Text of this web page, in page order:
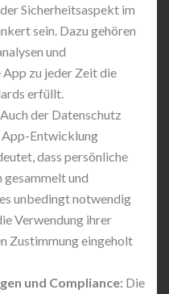
Sicherheitsaspekt im
sein. Dazu gehören
und
zu jeder Zeit die
erfüllt.
Auch der Datenschutz
App-Entwicklung
dass persönliche
gesammelt und
unbedingt notwendig
Verwendung ihrer
Zustimmung eingeholt
und Compliance: Die